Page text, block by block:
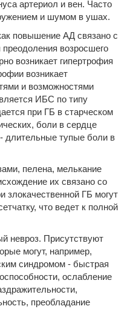
артериол и вен. Часто
и шумом в ушах.
повышение АД связано с
возросшего
возникает гипертрофия
возникает
и возможностями
ИБС по типу
при ГБ в старческом
боли в сердце
длительные тупые боли в
пелена, мелькание
их связано со
злокачественной ГБ могут
что ведет к полной
невроз. Присутствуют
могут, например,
синдромом - быстрая
ослабление
преобладание